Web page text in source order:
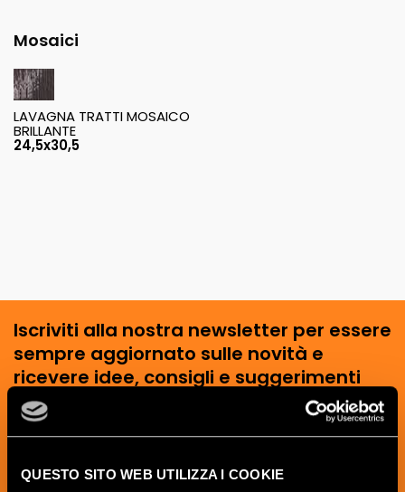
QUESTO SITO WEB UTILIZZA I COOKIE
Mosaici
LAVAGNA TRATTI MOSAICO
BRILLANTE
24,5x30,5
Iscriviti alla nostra newsletter per essere
sempre aggiornato sulle novità e
ricevere idee, consigli e suggerimenti
del mondo della ceramica e dell’interior
design.